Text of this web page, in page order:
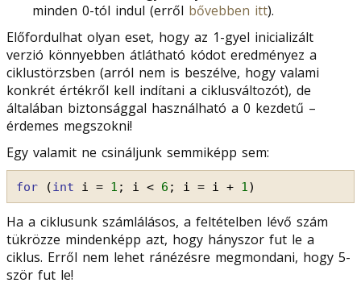
minden 0-tól indul (erről bővebben itt).
Előfordulhat olyan eset, hogy az 1-gyel inicializált
verzió könnyebben átlátható kódot eredményez a
ciklustörzsben (arról nem is beszélve, hogy valami
konkrét értékről kell indítani a ciklusváltozót), de
általában biztonsággal használható a 0 kezdetű –
érdemes megszokni!
Egy valamit ne csináljunk semmiképp sem:
for (int i = 1 ; i < 6 ; i = i + 1)
Ha a ciklusunk számlálásos, a feltételben lévő szám
tükrözze mindenképp azt, hogy hányszor fut le a
ciklus. Erről nem lehet ránézésre megmondani, hogy 5-
ször fut le!